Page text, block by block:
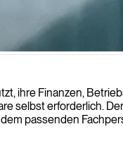
im Finanzmanagement
ihre Finanzen,
selbst erforderlich.
passenden